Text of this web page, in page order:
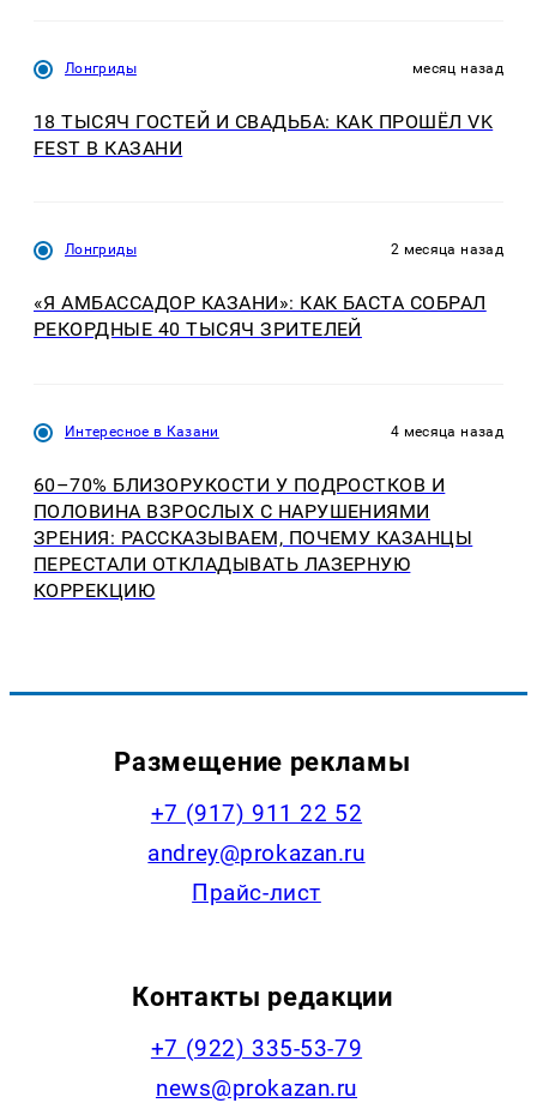
Лонгриды месяц назад
18 ТЫСЯЧ ГОСТЕЙ И СВАДЬБА: КАК ПРОШЁЛ VK
FEST В КАЗАНИ
Лонгриды 2 месяца назад
«Я АМБАССАДОР КАЗАНИ»: КАК БАСТА СОБРАЛ
РЕКОРДНЫЕ 40 ТЫСЯЧ ЗРИТЕЛЕЙ
Интересное в Казани 4 месяца назад
60–70% БЛИЗОРУКОСТИ У ПОДРОСТКОВ И
ПОЛОВИНА ВЗРОСЛЫХ С НАРУШЕНИЯМИ
ЗРЕНИЯ: РАССКАЗЫВАЕМ, ПОЧЕМУ КАЗАНЦЫ
ПЕРЕСТАЛИ ОТКЛАДЫВАТЬ ЛАЗЕРНУЮ
КОРРЕКЦИЮ
Размещение рекламы
+7 (917) 911 22 52
andrey@prokazan.ru
Прайс-лист
Контакты редакции
+7 (922) 335-53-79
news@prokazan.ru